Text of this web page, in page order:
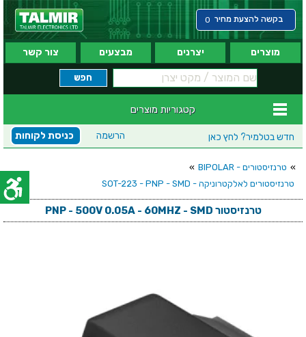
בקשה להצעת מחיר 0
מוצרים יצרנים מבצעים צור קשר
קטגוריות מוצרים
חדש בטלמיר? לחץ כאן כניסת לקוחות הרשמה
» טרנזיסטורים - BIPOLAR
»
טרנזיסטורים לאלקטרוניקה - SOT-223 - PNP - SMD
טרנזיסטור PNP - 500V 0.05A - 60MHZ - SMD